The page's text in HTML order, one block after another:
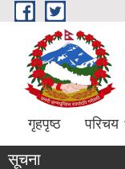
Skip to main content
गृहपृष्ठ परिचय
सूचना